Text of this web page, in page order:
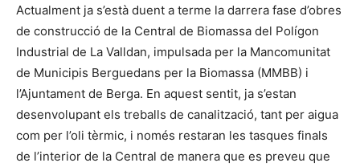
Actualment ja s’està duent a terme la darrera fase d’obres
de construcció de la Central de Biomassa del Polígon
Industrial de La Valldan, impulsada per la Mancomunitat
de Municipis Berguedans per la Biomassa (MMBB) i
l’Ajuntament de Berga. En aquest sentit, ja s’estan
desenvolupant els treballs de canalització, tant per aigua
com per l’oli tèrmic, i només restaran les tasques finals
de l’interior de la Central de manera que es preveu que